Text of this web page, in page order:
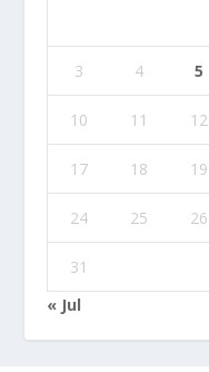
3 4 5
10 11 12
17 18 19
24 25 26
31
« Jul